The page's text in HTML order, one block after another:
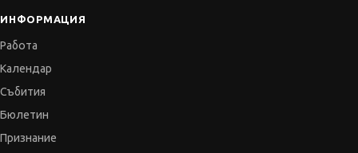
ИНФОРМАЦИЯ
Работа
Календар
Събития
Бюлетин
Признание